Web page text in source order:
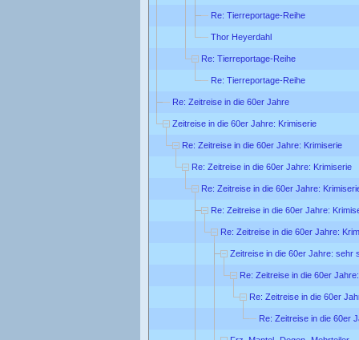
Re: Tierreportage-Reihe
Thor Heyerdahl
Re: Tierreportage-Reihe
Re: Tierreportage-Reihe
Re: Zeitreise in die 60er Jahre
Zeitreise in die 60er Jahre: Krimiserie
Re: Zeitreise in die 60er Jahre: Krimiserie
Re: Zeitreise in die 60er Jahre: Krimiserie
Re: Zeitreise in die 60er Jahre:
Re: Zeitreise in die 60er Jahre:
Re: Zeitreise in die 60er Jahre:
Zeitreise in die 60er Jahre: sehr
Re: Zeitreise in die 60er
Re: Zeitreise in die 60er
Re: Zeitreise in die 60er